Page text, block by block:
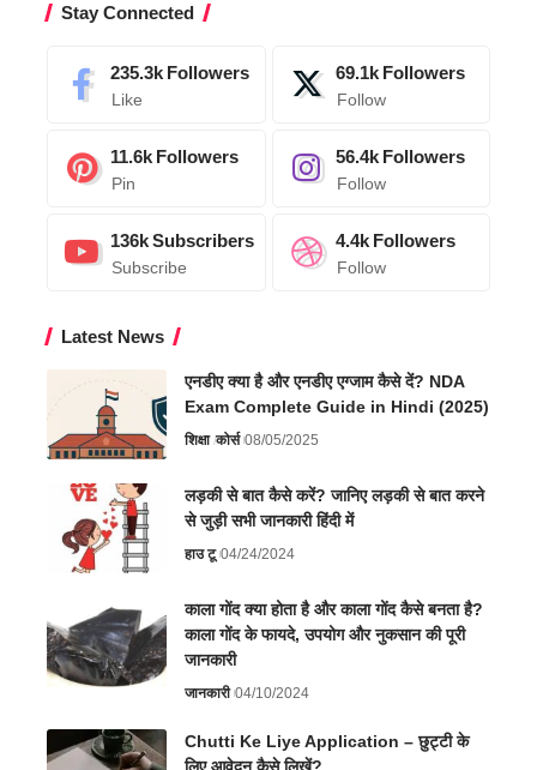
Stay Connected
235.3k Followers
Like
69.1k Followers
Follow
11.6k Followers
Pin
56.4k Followers
Follow
136kSubscribers
Subscribe
4.4k Followers
Follow
Latest News
एनडीए क्या है और एनडीए एग्जाम कैसे दें? NDA
Exam Complete Guide in Hindi (2025)
शिक्षा कोर्स 08/05/2025
लड़की से बात कैसे करें? जानिए लड़की से बात करने
से जुड़ी सभी जानकारी हिंदी में
हाउ टू 04/24/2024
काला गोंद क्या होता है और काला गोंद कैसे बनता है?
काला गोंद के फायदे, उपयोग और नुकसान की पूरी
जानकारी
जानकारी 04/10/2024
Chutti Ke Liye Application – छुट्टी के
लिए आवेदन कैसे लिखें?